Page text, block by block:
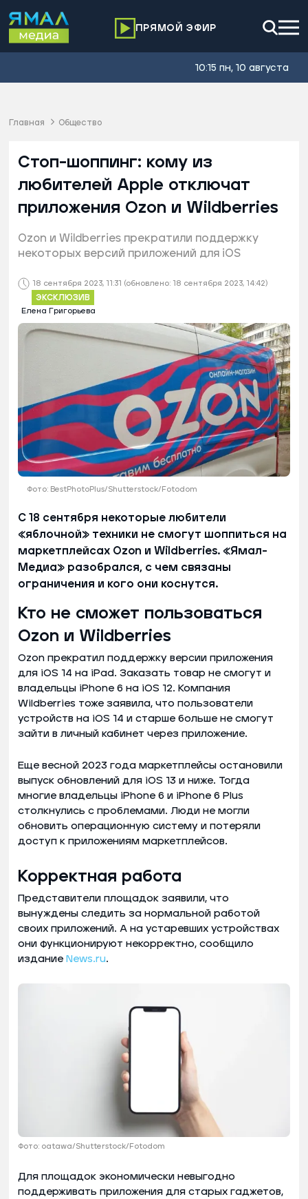
ПРЯМОЙ ЭФИР
10:15 пн, 10 августа
Главная Общество
18 сентября 2023, 11:31 (обновлено: 18 сентября 2023, 14:42)
ЭКСКЛЮЗИВ
Елена Григорьева
Стоп-шоппинг: кому из
любителей Apple отключат
приложения Ozon и Wildberries
Ozon и Wildberries прекратили поддержку
некоторых версий приложений для iOS
Фото: BestPhotoPlus/Shutterstock/Fotodom
С 18 сентября некоторые любители
«яблочной» техники не смогут шоппиться на
маркетплейсах Ozon и Wildberries. «Ямал-
Медиа» разобрался, с чем связаны
ограничения и кого они коснутся.
Кто не сможет пользоваться
Ozon и Wildberries
Ozon прекратил поддержку версии приложения
для iOS 14 на iPad. Заказать товар не смогут и
владельцы iPhone 6 на iOS 12. Компания
Wildberries тоже заявила, что пользователи
устройств на iOS 14 и старше больше не смогут
зайти в личный кабинет через приложение.
Еще весной 2023 года маркетплейсы остановили
выпуск обновлений для iOS 13 и ниже. Тогда
многие владельцы iPhone 6 и iPhone 6 Plus
столкнулись с проблемами. Люди не могли
обновить операционную систему и потеряли
доступ к приложениям маркетплейсов.
Корректная работа
Представители площадок заявили, что
вынуждены следить за нормальной работой
своих приложений. А на устаревших устройствах
они функционируют некорректно, сообщило
издание News.ru.
Фото: oatawa/Shutterstock/Fotodom
Для площадок экономически невыгодно
поддерживать приложения для старых гаджетов,